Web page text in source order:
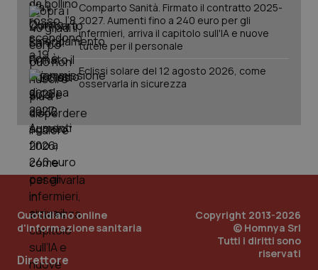
Comparto Sanità. Firmato il contratto 2025-
2027. Aumenti fino a 240 euro per gli
infermieri, arriva il capitolo sull'IA e nuove
tutele per il personale
Eclissi solare del 12 agosto 2026, come
osservarla in sicurezza
Quotidiano online
d'informazione sanitaria
Direttore
Copyright 2013-2026
© Homnya Srl
Tutti i diritti sono
riservati
_ga_KM60CM4NPH